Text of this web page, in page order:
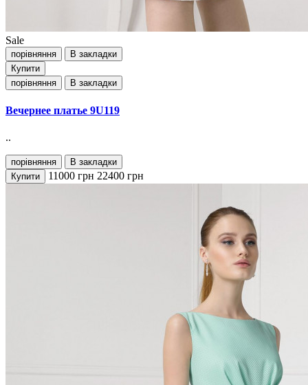
Sale
порівняння
В закладки
Купити
порівняння
В закладки
Вечернее платье 9U119
..
порівняння
В закладки
Купити
11000 грн 22400 грн